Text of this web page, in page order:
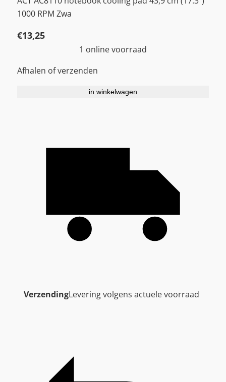
1000 RPM Zwa
€13,25
1 online voorraad
Afhalen of verzenden
in winkelwagen
VerzendingLevering volgens actuele voorraad